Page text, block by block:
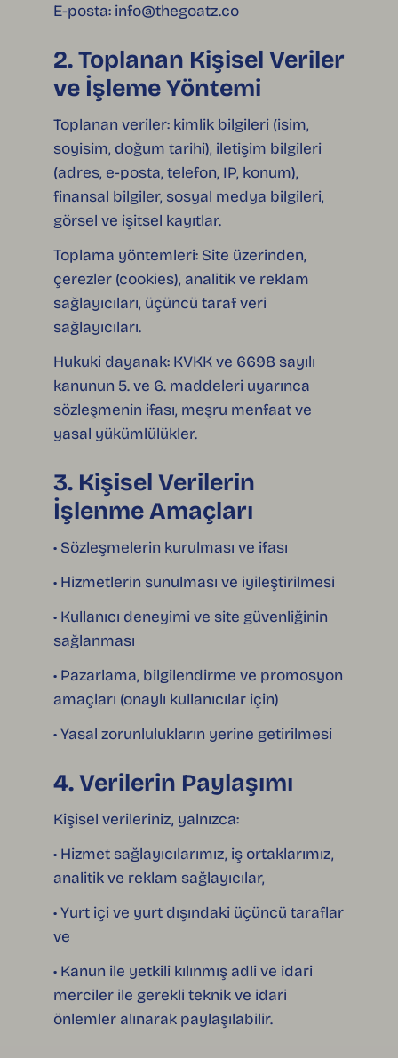
E-posta: info@thegoatz.co
2. Toplanan Kişisel Veriler
ve İşleme Yöntemi
Toplanan veriler: kimlik bilgileri (isim,
soyisim, doğum tarihi), iletişim bilgileri
(adres, e-posta, telefon, IP, konum),
finansal bilgiler, sosyal medya bilgileri,
görsel ve işitsel kayıtlar.
Toplama yöntemleri: Site üzerinden,
çerezler (cookies), analitik ve reklam
sağlayıcıları, üçüncü taraf veri
sağlayıcıları.
Hukuki dayanak: KVKK ve 6698 sayılı
kanunun 5. ve 6. maddeleri uyarınca
sözleşmenin ifası, meşru menfaat ve
yasal yükümlülükler.
3. Kişisel Verilerin
İşlenme Amaçları
• Sözleşmelerin kurulması ve ifası
• Hizmetlerin sunulması ve iyileştirilmesi
• Kullanıcı deneyimi ve site güvenliğinin
sağlanması
• Pazarlama, bilgilendirme ve promosyon
amaçları (onaylı kullanıcılar için)
• Yasal zorunlulukların yerine getirilmesi
4. Verilerin Paylaşımı
Kişisel verileriniz, yalnızca:
• Hizmet sağlayıcılarımız, iş ortaklarımız,
analitik ve reklam sağlayıcılar,
• Yurt içi ve yurt dışındaki üçüncü taraflar
ve
• Kanun ile yetkili kılınmış adli ve idari
merciler ile gerekli teknik ve idari
önlemler alınarak paylaşılabilir.